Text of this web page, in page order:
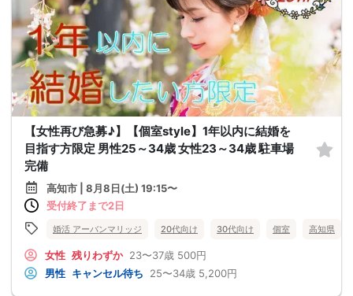
【女性再び急募♪】【個室style】1年以内に結婚を
目指す方限定 男性25～34歳 女性23～34歳 駐車場
完備
高知市 | 8月8日(土) 19:15〜
受付終了まで2日
婚活 アーバンマリッジ 20代向け 30代向け 個室 高知県
女性 残りわずか 23〜37歳 500円
男性 キャンセル待ち 25〜34歳 5,200円